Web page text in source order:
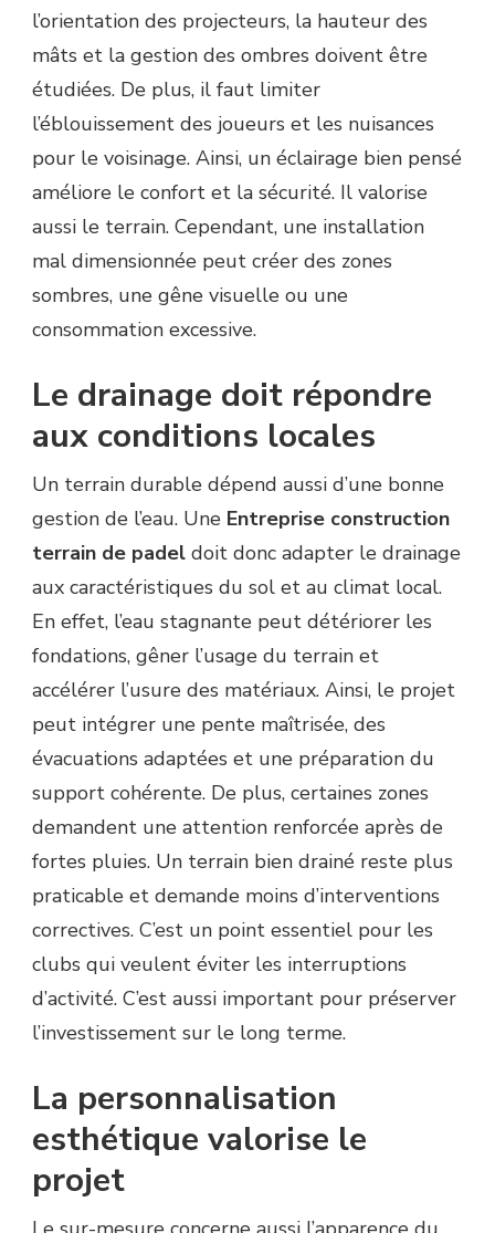
l’orientation des projecteurs, la hauteur des
mâts et la gestion des ombres doivent être
étudiées. De plus, il faut limiter
l’éblouissement des joueurs et les nuisances
pour le voisinage. Ainsi, un éclairage bien pensé
améliore le confort et la sécurité. Il valorise
aussi le terrain. Cependant, une installation
mal dimensionnée peut créer des zones
sombres, une gêne visuelle ou une
consommation excessive.
Le drainage doit répondre
aux conditions locales
Un terrain durable dépend aussi d’une bonne
gestion de l’eau. Une Entreprise construction
terrain de padel doit donc adapter le drainage
aux caractéristiques du sol et au climat local.
En effet, l’eau stagnante peut détériorer les
fondations, gêner l’usage du terrain et
accélérer l’usure des matériaux. Ainsi, le projet
peut intégrer une pente maîtrisée, des
évacuations adaptées et une préparation du
support cohérente. De plus, certaines zones
demandent une attention renforcée après de
fortes pluies. Un terrain bien drainé reste plus
praticable et demande moins d’interventions
correctives. C’est un point essentiel pour les
clubs qui veulent éviter les interruptions
d’activité. C’est aussi important pour préserver
l’investissement sur le long terme.
La personnalisation
esthétique valorise le
projet